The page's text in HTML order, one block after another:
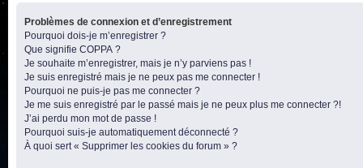
Problèmes de connexion et d’enregistrement
Pourquoi dois-je m’enregistrer ?
Que signifie COPPA ?
Je souhaite m’enregistrer, mais je n’y parviens pas !
Je suis enregistré mais je ne peux pas me connecter !
Pourquoi ne puis-je pas me connecter ?
Je me suis enregistré par le passé mais je ne peux plus me connecter ?!
J’ai perdu mon mot de passe !
Pourquoi suis-je automatiquement déconnecté ?
À quoi sert « Supprimer les cookies du forum » ?